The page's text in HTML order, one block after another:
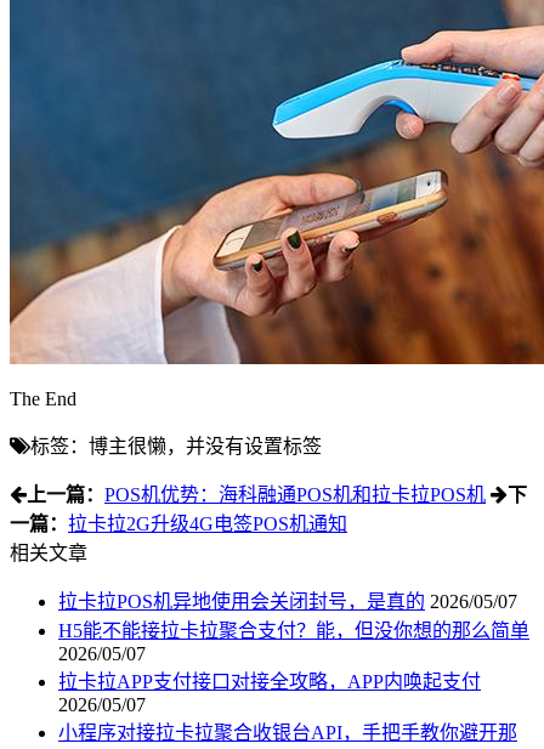
The End
标签：博主很懒，并没有设置标签
上一篇： POS机优势：海科融通POS机和拉卡拉POS机
下
一篇： 拉卡拉2G升级4G电签POS机通知
相关文章
拉卡拉POS机异地使用会关闭封号，是真的 2026/05/07
H5能不能接拉卡拉聚合支付？能，但没你想的那么简单
2026/05/07
拉卡拉APP支付接口对接全攻略，APP内唤起支付
2026/05/07
小程序对接拉卡拉聚合收银台API，手把手教你避开那